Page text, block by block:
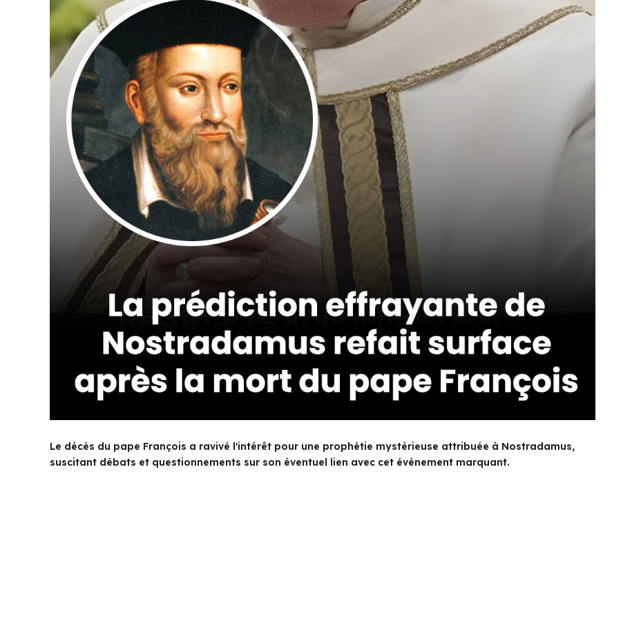
Le décès du pape François a ravivé l'intérêt pour une prophétie mystérieuse attribuée à Nostradamus,
suscitant débats et questionnements sur son éventuel lien avec cet événement marquant.